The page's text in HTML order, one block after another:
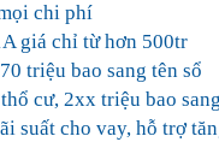
chi phí
giá chỉ từ hơn 500tr
triệu bao sang tên sổ
cư, 2xx triệu bao
suất cho vay, hỗ trợ